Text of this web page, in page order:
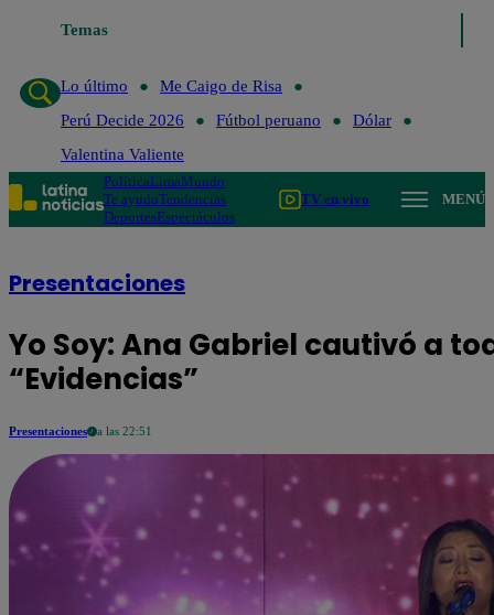
Temas
Lo último
Lo último
Me Caigo de Risa
Perú Decide 2026
Fútbol peruano
Dólar
Valentina Valiente
PolíticaLimaMundo
Te ayudoTendencias
DeportesEspectáculos
TV en vivo MENÚ
Presentaciones
Yo Soy: Ana Gabriel cautivó a
“Evidencias”
Presentaciones a las 22:51